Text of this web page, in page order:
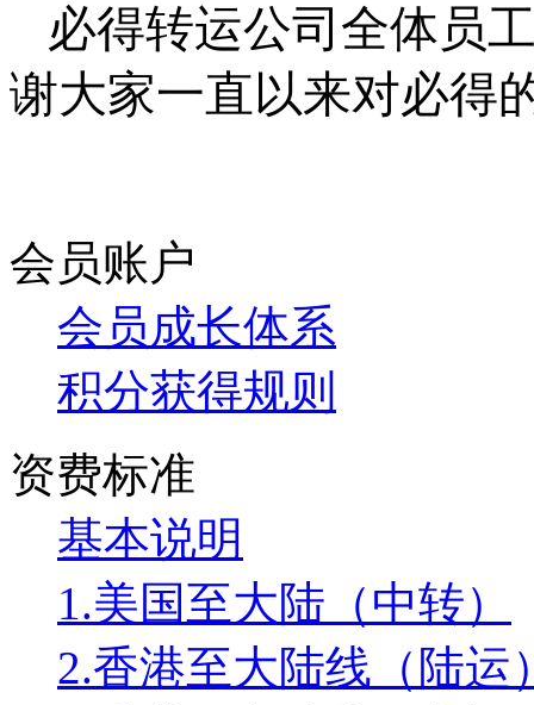
必得转运公司全体员
谢大家一直以来对必得
会员账户
会员成长体系
积分获得规则
资费标准
基本说明
1.美国至大陆（中转）
2.香港至大陆线（陆运